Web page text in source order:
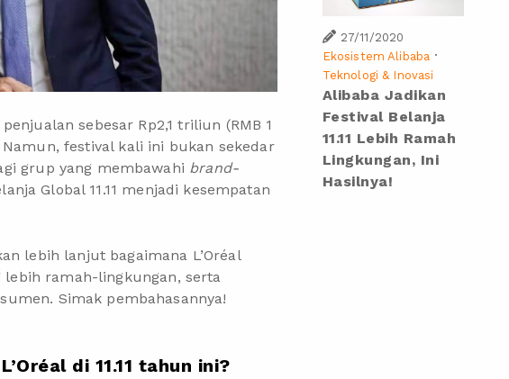
sebesar Rp2,1 triliun (RMB 1
Namun, festival kali ini bukan sekedar
grup yang membawahi brand-
Global 11.11 menjadi kesempatan
lebih lanjut bagaimana L’Oréal
lebih ramah-lingkungan, serta
Simak pembahasannya!
di 11.11 tahun ini?
27/11/2020
Ekosistem Alibaba ·
Teknologi & Inovasi
Alibaba Jadikan
Festival Belanja
11.11 Lebih Ramah
Lingkungan, Ini
Hasilnya!